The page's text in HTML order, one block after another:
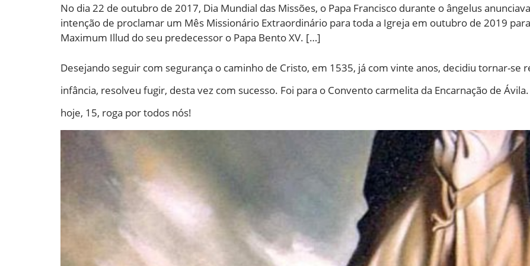
No dia 22 de outubro de 2017, Dia Mundial das Missões, o Papa Francisco durante o ângelus
intenção de proclamar um Mês Missionário Extraordinário para toda a Igreja em outubro de 2019
Maximum Illud do seu predecessor o Papa Bento XV. […]
Desejando seguir com segurança o caminho de Cristo, em 1535, já com vinte anos, decidiu tornar-se
infância, resolveu fugir, desta vez com sucesso. Foi para o Convento carmelita da Encarnação de
hoje, 15, roga por todos nós!